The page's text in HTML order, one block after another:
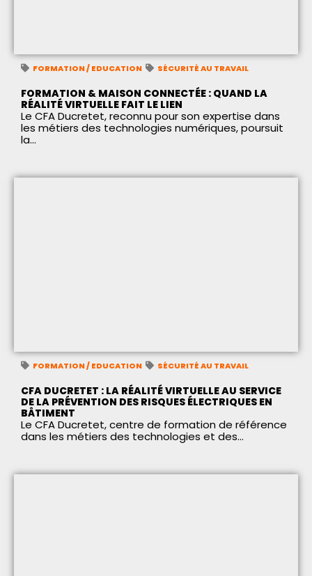
FORMATION / EDUCATION SÉCURITÉ AU TRAVAIL
FORMATION & MAISON CONNECTÉE : QUAND LA
RÉALITÉ VIRTUELLE FAIT LE LIEN
Le CFA Ducretet, reconnu pour son expertise dans
les métiers des technologies numériques, poursuit
la...
FORMATION / EDUCATION SÉCURITÉ AU TRAVAIL
CFA DUCRETET : LA RÉALITÉ VIRTUELLE AU SERVICE
DE LA PRÉVENTION DES RISQUES ÉLECTRIQUES EN
BÂTIMENT
Le CFA Ducretet, centre de formation de référence
dans les métiers des technologies et des...